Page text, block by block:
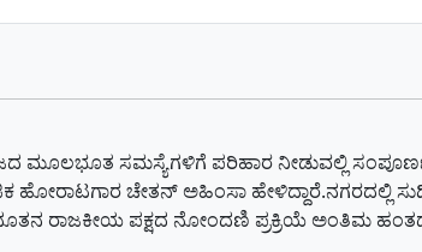
ಮೂಲಭೂತ ಸಮಸ್ಯೆಗಳಿಗೆ ಪರಿಹಾರ ನೀಡುವಲ್ಲಿ
ಹೋರಾಟಗಾರ ಚೇತನ್ ಅಹಿಂಸಾ
ರಾಜಕೀಯ ಪಕ್ಷದ ನೋಂದಣಿ ಪ್ರಕ್ರಿಯೆ ಅಂತಿಮ